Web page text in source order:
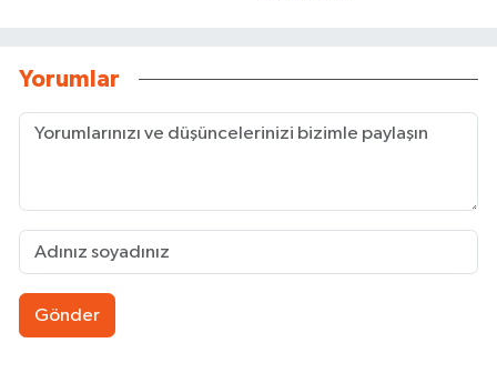
Yorumlar
Gönder